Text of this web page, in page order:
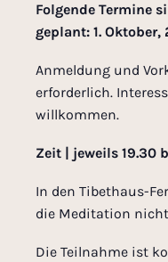
Folgende Termine
geplant: 1. Oktober,
Anmeldung und
erforderlich.
willkommen.
Zeit | jeweils 19.30
In den Tibethaus-
die Meditation
Die Teilnahme ist